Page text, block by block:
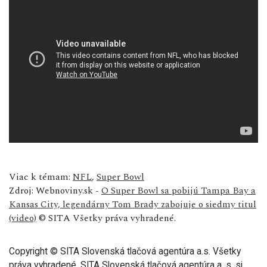
Viac k témam: NFL, Super Bowl
Zdroj: Webnoviny.sk - O Super Bowl sa pobijú Tampa Bay a
Kansas City, legendárny Tom Brady zabojuje o siedmy titul
(video) © SITA Všetky práva vyhradené.
Copyright © SITA Slovenská tlačová agentúra a.s. Všetky
práva vyhradené. SITA Slovenská tlačová agentúra a. s. si